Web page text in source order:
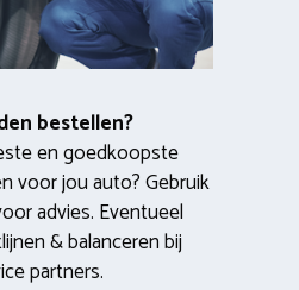
bestellen?
en goedkoopste
voor jou auto? Gebruik
advies. Eventueel
& balanceren bij
partners.